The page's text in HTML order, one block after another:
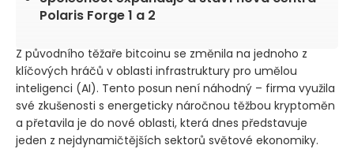
Polaris Forge 1 a 2
Z původního těžaře bitcoinu se změnila na jednoho z
klíčových hráčů v oblasti infrastruktury pro umělou
inteligenci (AI). Tento posun není náhodný – firma využila
své zkušenosti s energeticky náročnou těžbou kryptoměn
a přetavila je do nové oblasti, která dnes představuje
jeden z nejdynamičtějších sektorů světové ekonomiky.